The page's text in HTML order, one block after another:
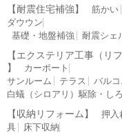
【耐震住宅補強】
筋かい
ダウウン
基礎・地盤補強
耐震シェ
【エクステリア工事（リ
】
カーポート
サンルーム
テラス
バル
白蟻（シロアリ）駆除・し
【収納リフォーム】
押入
具
床下収納